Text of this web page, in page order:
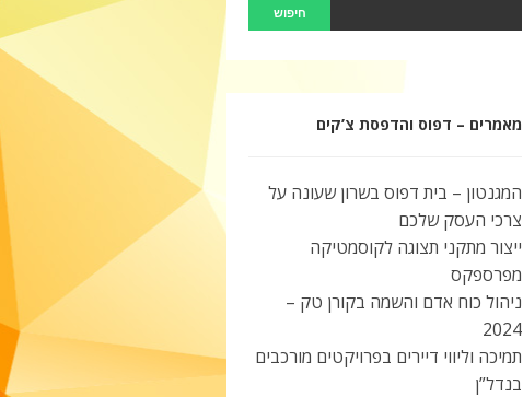
מאמרים – דפוס והדפסת צ’קים
המגנטון – בית דפוס בשרון שעונה על
צרכי העסק שלכם
ייצור מתקני תצוגה לקוסמטיקה
מפרספקס
ניהול כוח אדם והשמה בקורן טק –
2024
תמיכה וליווי דיירים בפרויקטים מורכבים
בנדל”ן